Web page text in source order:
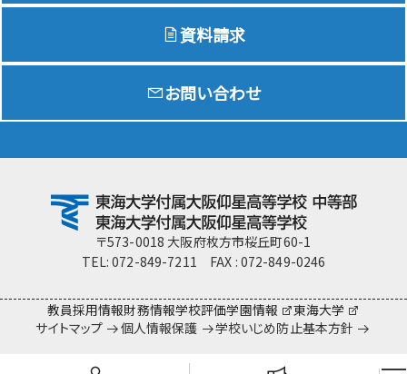
Exam 入試情報サイト
team Gyosei team Gyosei
資料請求
お問い合わせ
〒573-0018 大阪府枚方市桜丘町60-1
TEL: 072-849-7211 FAX : 072-849-0246
教員採用情報財務情報学校評価学園情報
東海大学
サイトマップ
個人情報保護 学校いじめ防止基本方針